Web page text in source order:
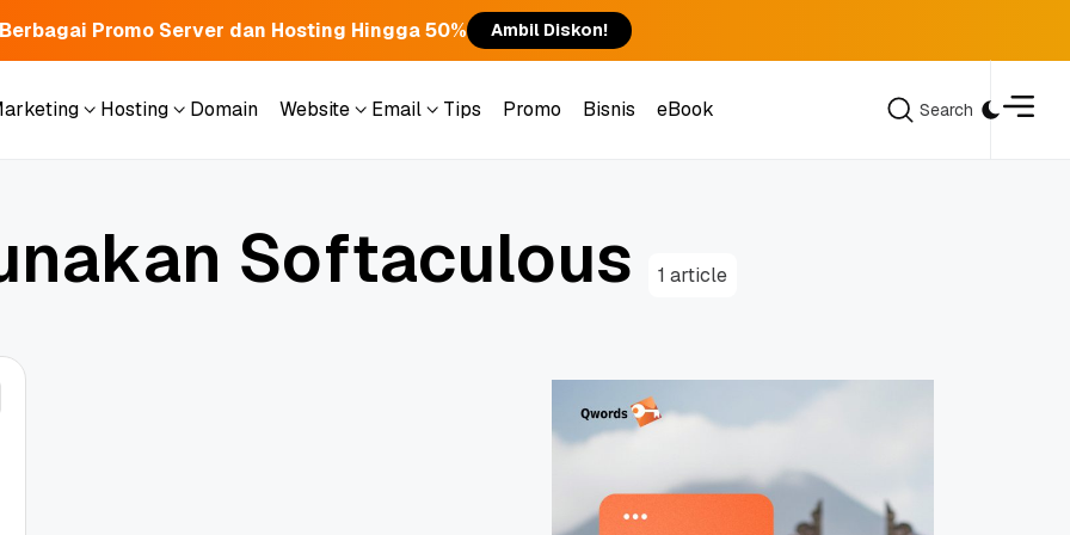
Promo Server dan Hosting Hingga 50% Ambil Diskon!
Hosting
Domain
Website
Email
Tips
Promo
Bisnis
eBook
Search
nakan Softaculous 1 article